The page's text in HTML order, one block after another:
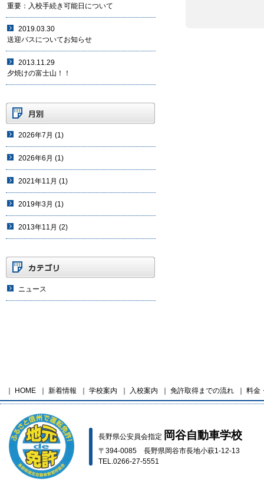
重要：入校手続き可能日について
2019.03.30
送迎バスについてお知らせ
2013.11.29
夕焼けの富士山！！
2026年7月 (1)
2026年6月 (1)
2021年11月 (1)
2019年3月 (1)
2013年11月 (2)
ニュース
HOME 新着情報 学校案内 入校案内 免許取得までの流れ 料金
長野県公安員会指定 岡谷自動車学校
〒394-0085 長野県岡谷市長地小萩1-12-13
TEL.0266-27-5551